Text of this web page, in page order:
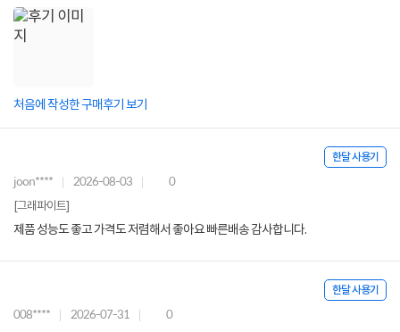
처음에 작성한 구매후기 보기
한달 사용기
joon**** 2026-08-03 0
[그래파이트]
제품 성능도 좋고 가격도 저렴해서 좋아요 빠른배송 감사합니다.
한달 사용기
008**** 2026-07-31 0